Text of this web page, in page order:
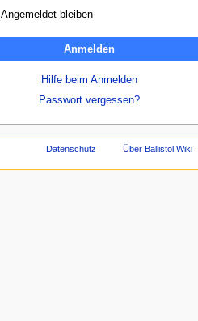
Angemeldet bleiben
Anmelden
Hilfe beim Anmelden
Passwort vergessen?
Datenschutz Über Ballistol Wiki